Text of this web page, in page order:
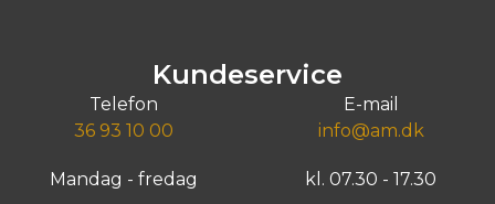
Kundeservice
Telefon
36 93 10 00
E-mail
info@am.dk
Mandag - fredag kl. 07.30 - 17.30